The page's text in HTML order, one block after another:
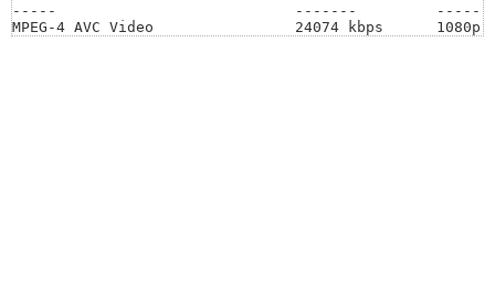
-----                           -------
MPEG-4 AVC Video                24074 kbps